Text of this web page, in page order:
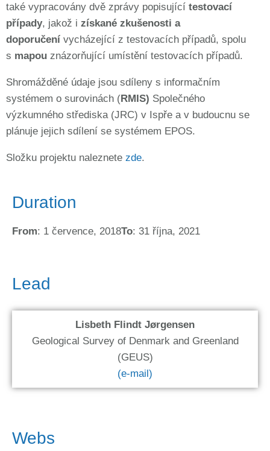
také vypracovány dvě zprávy popisující testovací
případy, jakož i získané zkušenosti a
doporučení vycházející z testovacích případů, spolu
s mapou znázorňující umístění testovacích případů.
Shromážděné údaje jsou sdíleny s informačním
systémem o surovinách (RMIS) Společného
výzkumného střediska (JRC) v Ispře a v budoucnu se
plánuje jejich sdílení se systémem EPOS.
Složku projektu naleznete zde.
Duration
From: 1 července, 2018To: 31 října, 2021
Lead
Lisbeth Flindt Jørgensen
Geological Survey of Denmark and Greenland
(GEUS)
(e-mail)
Webs